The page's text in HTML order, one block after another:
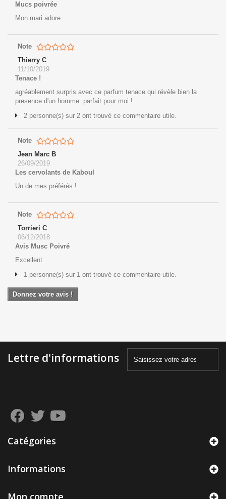
Mucs poivrée
Mon mari adore
Note
Thierry C
11/10/2019
Tenace !
agréablement surpris avec ce parfum tenace qui révèle bien la
presence d'un homme .parfait pour moi !
2 personne(s) sur 2 ont trouvé ce commentaire utile.
Note
Jean Marc B
26/09/2019
Les cervolants de Kaboul
Un de mes préférés !
Note
Torrieri C
06/12/2018
Avis Musc Poivré
Excellent
1 personne(s) sur 1 ont trouvé ce commentaire utile.
Donnez votre avis !
Lettre d'informations
Catégories
Informations
Mon compte